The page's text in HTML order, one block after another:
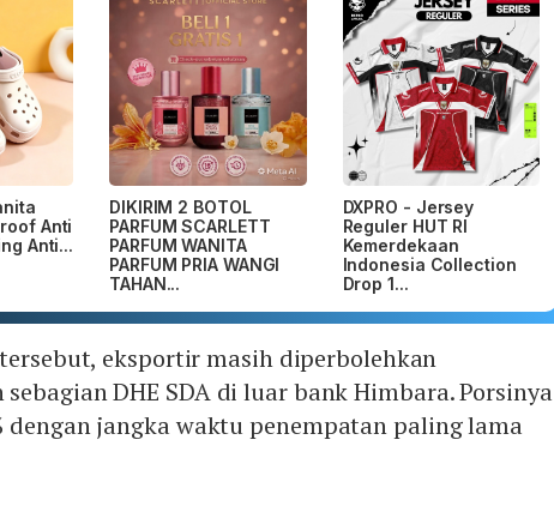
Anti
Anti...
DIKIRIM 2 BOTOL
PARFUM SCARLETT
PARFUM WANITA
PARFUM PRIA WANGI
TAHAN...
DXPRO - Jersey
Reguler HUT RI
Kemerdekaan
Indonesia Collection
Drop 1...
eksportir masih diperbolehkan
DHE SDA di luar bank Himbara. Porsinya
dengan jangka waktu penempatan paling lama